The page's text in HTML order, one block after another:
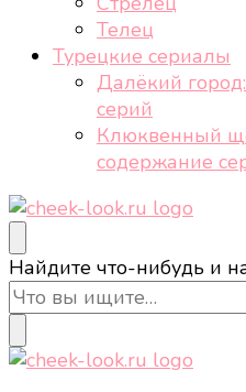
Телец
Турецкие сериалы
Далёкий
серий
Клюквенный
содержание
cheek-look.ru
Женский сайт о звездах
здоровом образе жизни,
еде.
Ищите
что-
то?
Найдите что-нибудь и